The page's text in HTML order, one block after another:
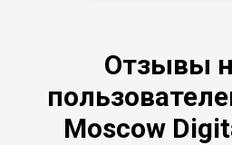
Отзывы
Moscow